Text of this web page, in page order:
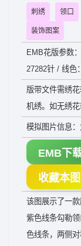
刺绣 领口
装饰图案
EMB花版参数
27282针 / 线色
版带文件需绣
机绣。如无绣花
模拟图片信息
EMB下
收藏本图
该图展示了一
紫色线条勾勒
色线条，两侧